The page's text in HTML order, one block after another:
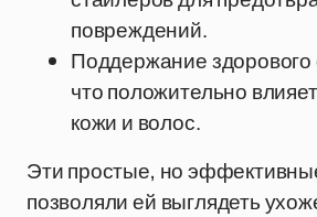
повреждений.
Поддержание здорового
что положительно
кожи и волос.
Эти простые, но
позволяли ей выглядеть